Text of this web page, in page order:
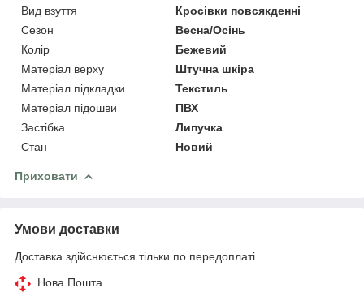
Вид взуття
Кросівки повсякденні
Сезон
Весна/Осінь
Колір
Бежевий
Матеріал верху
Штучна шкіра
Матеріал підкладки
Текстиль
Матеріал підошви
ПВХ
Застібка
Липучка
Стан
Новий
Приховати
Умови доставки
Доставка здійснюється тільки по передоплаті.
Нова Пошта